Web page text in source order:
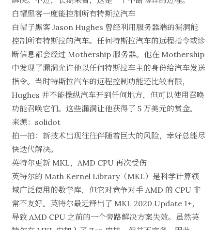
白帽黑客一度能控制所有特斯拉汽车
白帽子黑客 Jason Hughes 曾经利用服务器端的漏洞能
控制所有特斯拉的汽车。任何特斯拉汽车的远程指令或诊
断信息都会经过 Mothership 服务器。他在 Mothership
中发现了漏洞允许他以任何特斯拉车主的身份给汽车发送
指令。当时特斯拉汽车的远程控制功能还比较有限，
Hughes 并不能操纵汽车开到任何地方，但可以使用召唤
功能召唤它们。这些漏洞让他获得了 5 万美元的赏金。
来源： solidot
拍一拍：新技术出现往往伴随着巨大的风险，幸好总能尽
快迭代解决。
英特尔更新 MKL，AMD CPU 再次受伤
英特尔的 Math Kernel Library（MKL）是科学计算领
域广泛使用的数学库，但它对竞争对手 AMD 的 CPU 非
常不友好。英特尔最近释出了 MKL 2020 Update 1+，
导致 AMD CPU 之前的一个旁路解决方案失效。虽然英